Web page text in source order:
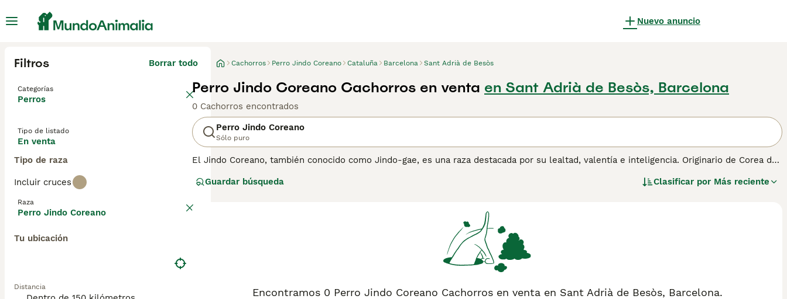
Nuevo anuncio
Filtros Borrar todo
Categorías
Perros
Tipo de listado
En venta
Tipo de raza
Incluir cruces
Raza
Perro Jindo Coreano
Tu ubicación
Distancia
Cachorros Perro Jindo Coreano Cataluña Barcelona Sant Adrià de Besòs
Perro Jindo Coreano Cachorros en venta en Sant Adrià de Besòs, Barcelona
0 Cachorros encontrados
Perro Jindo Coreano
Sólo puro
El Jindo Coreano, también conocido como Jindo-gae, es una raza destacada por su lealtad, valentía e inteligencia. Originario de Corea del
muscular distintiva, siendo las hembras generalmente más pequeñas que los machos, ideales para agilidad, caza y trabajo de guardia.
facilidad para el entrenamiento hacen del Jindo Coreano una mascota muy apreciada. Son conocidos por formar un vínculo fuerte con su
manejador principal, demostrando una fidelidad excepcional. Sin embargo, su naturaleza independiente puede requerir un área cercada
segura, o podrían aventurarse. Lee nuestra página de consejos de compra de
Guardar búsqueda Clasificar por Más reciente
Encontramos 0 Perro Jindo Coreano Cachorros en venta en Sant Adrià de Besòs, Barcelona.